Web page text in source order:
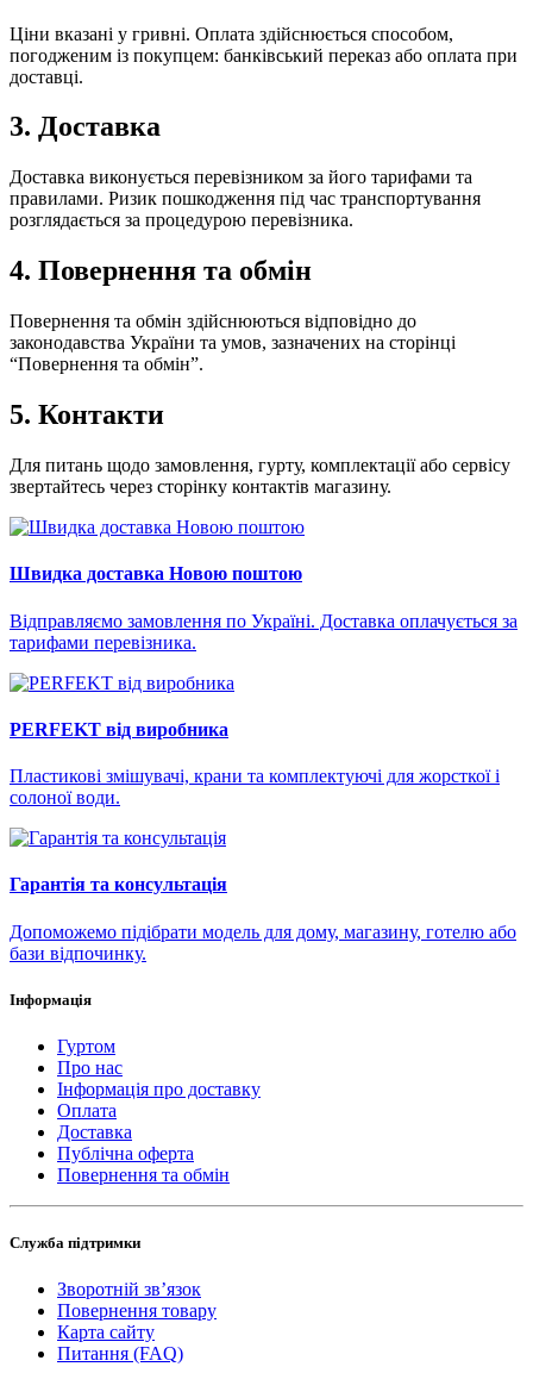
Ціни вказані у гривні. Оплата здійснюється способом,
погодженим із покупцем: банківський переказ або оплата при
доставці.
3. Доставка
Доставка виконується перевізником за його тарифами та
правилами. Ризик пошкодження під час транспортування
розглядається за процедурою перевізника.
4. Повернення та обмін
Повернення та обмін здійснюються відповідно до
законодавства України та умов, зазначених на сторінці
“Повернення та обмін”.
5. Контакти
Для питань щодо замовлення, гурту, комплектації або сервісу
звертайтесь через сторінку контактів магазину.
Швидка доставка Новою поштою
Відправляємо замовлення по Україні. Доставка оплачується за
тарифами перевізника.
PERFEKT від виробника
Пластикові змішувачі, крани та комплектуючі для жорсткої і
солоної води.
Гарантія та консультація
Допоможемо підібрати модель для дому, магазину, готелю або
бази відпочинку.
Інформація
Гуртом
Про нас
Інформація про доставку
Оплата
Доставка
Публічна оферта
Повернення та обмін
Служба підтримки
Зворотній зв’язок
Повернення товару
Карта сайту
Питання (FAQ)